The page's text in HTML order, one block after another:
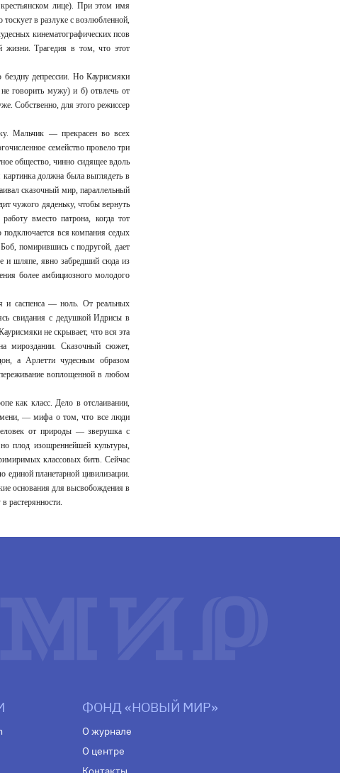
лице). При этом имя
в разлуке с возлюбленной,
кинематографических псов
жизни. Трагедия в том, что этот
бездну депрессии. Но Каурисмяки
не говорить мужу) и б) отвлечь от
Собственно, для этого режиссер
Мальчик — прекрасен во всех
семейство провело три
общество, чинно сидящее вдоль
должна была выглядеть в
сказочный мир, параллельный
чужого дяденьку, чтобы вернуть
вместо патрона, когда тот
вся компания седых
помирившись с подругой, дает
и шляпе, явно забредший сюда из
более амбициозного молодого
и саспенса — ноль. От реальных
свидания с дедушкой Идрисы в
не скрывает, что вся эта
мироздании. Сказочный сюжет,
а Арлетти чудесным образом
воплощенной в любом
как класс. Дело в отслаивании,
— мифа о том, что все люди
от природы — зверушка с
плод изощреннейшей культуры,
классовых битв. Сейчас
единой планетарной цивилизации.
основания для высвобождения в
растерянности.
ФОНД «НОВЫЙ МИР»
О журнале
О центре